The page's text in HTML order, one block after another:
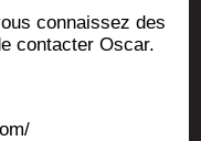
connais­sez des
contac­ter Oscar.